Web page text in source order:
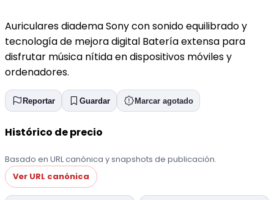
Auriculares diadema Sony con sonido equilibrado y
tecnología de mejora digital Batería extensa para
disfrutar música nítida en dispositivos móviles y
ordenadores.
Reportar Guardar Marcar agotado
Histórico de precio
Basado en URL canónica y snapshots de publicación.
Ver URL canónica